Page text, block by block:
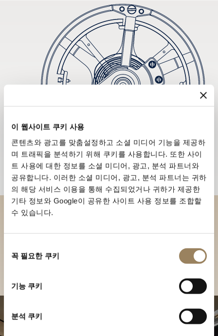
이 웹사이트 쿠키 사용
콘텐츠와 광고를 맞춤설정하고 소셜 미디어 기능을 제공하
며 트래픽을 분석하기 위해 쿠키를 사용합니다. 또한 사이
트 사용에 대한 정보를 소셜 미디어, 광고, 분석 파트너와
공유합니다. 이러한 소셜 미디어, 광고, 분석 파트너는 귀하
의 해당 서비스 이용을 통해 수집되었거나 귀하가 제공한
기타 정보와 Google이 공유한 사이트 사용 정보를 조합할
수 있습니다.
꼭 필요한 쿠키
기능 쿠키
분석 쿠키